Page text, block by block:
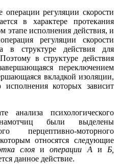
регуляции скорости
в характе­ре протекания
этапе исполнения действия, и
регуляции скорости
в структуре действия для
в структуре действия
переключением
вкладкой изоляции,
исполнения которых зави­сит
анализа психологиче­ского
были выделе­ны
перцептивно-моторно­го
относятся сле­дующие
слояиопера­ции А и Б,
данное действие.